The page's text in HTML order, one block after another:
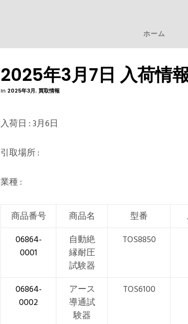
ホーム
2025年3月7日 入荷情
In 2025年3月, 買取情報
入荷日 : 3月6日
引取場所 :
業種 :
商品番号 商品名 型番
06864-
0001
自動絶
縁耐圧
試験器
TOS8850
06864-
0002
アース
導通試
験器
TOS6100